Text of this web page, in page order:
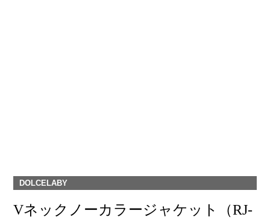
DOLCELABY
Vネックノーカラージャケット（RJ-